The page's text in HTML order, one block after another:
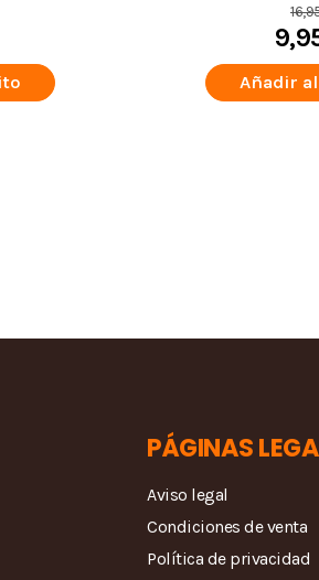
Añadir
PÁGINAS
Aviso legal
Condiciones de venta
Política de privacidad